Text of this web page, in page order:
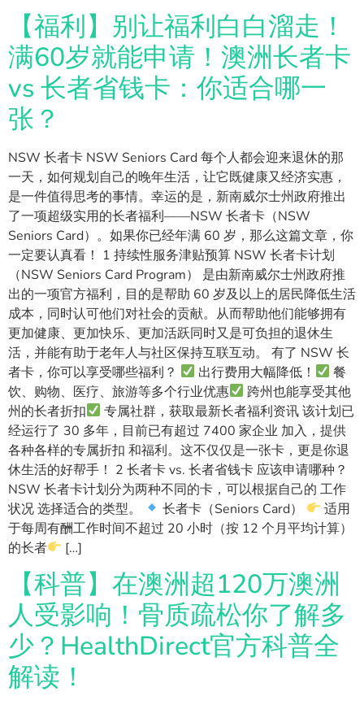
【福利】别让福利白白溜走！
满60岁就能申请！澳洲长者卡
vs 长者省钱卡：你适合哪一
张？
NSW 长者卡 NSW Seniors Card 每个人都会迎来退休的那
一天，如何规划自己的晚年生活，让它既健康又经济实惠，
是一件值得思考的事情。幸运的是，新南威尔士州政府推出
了一项超级实用的长者福利——NSW 长者卡（NSW
Seniors Card）。如果你已经年满 60 岁，那么这篇文章，你
一定要认真看！ 1 持续性服务津贴预算 NSW 长者卡计划
（NSW Seniors Card Program） 是由新南威尔士州政府推
出的一项官方福利，目的是帮助 60 岁及以上的居民降低生活
成本，同时认可他们对社会的贡献。从而帮助他们能够拥有
更加健康、更加快乐、更加活跃同时又是可负担的退休生
活，并能有助于老年人与社区保持互联互动。 有了 NSW 长
者卡，你可以享受哪些福利？
出行费用大幅降低！
餐
饮、购物、医疗、旅游等多个行业优惠
跨州也能享受其他
州的长者折扣
专属社群，获取最新长者福利资讯 该计划已
经运行了 30 多年，目前已有超过 7400 家企业 加入，提供
各种各样的专属折扣 和福利。这不仅仅是一张卡，更是你退
休生活的好帮手！ 2 长者卡 vs. 长者省钱卡 应该申请哪种？
NSW 长者卡计划分为两种不同的卡，可以根据自己的 工作
状况 选择适合的类型。
长者卡（Seniors Card）
适用
于每周有酬工作时间不超过 20 小时（按 12 个月平均计算）
的长者
[…]
【科普】在澳洲超120万澳洲
人受影响！骨质疏松你了解多
少？HealthDirect官方科普全
解读！